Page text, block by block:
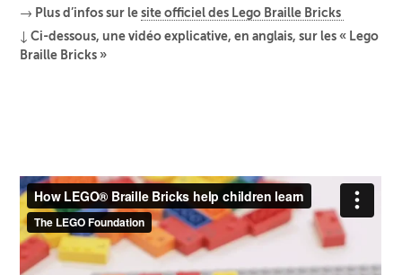
→ Plus d’infos sur lesite officiel des Lego Braille Bricks
↓ Ci-dessous, une vidéo explicative, en anglais, sur les « Lego
Braille Bricks »